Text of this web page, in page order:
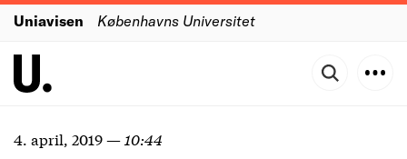
Uniavisen Københavns Universitet
4. april, 2019— 10:44